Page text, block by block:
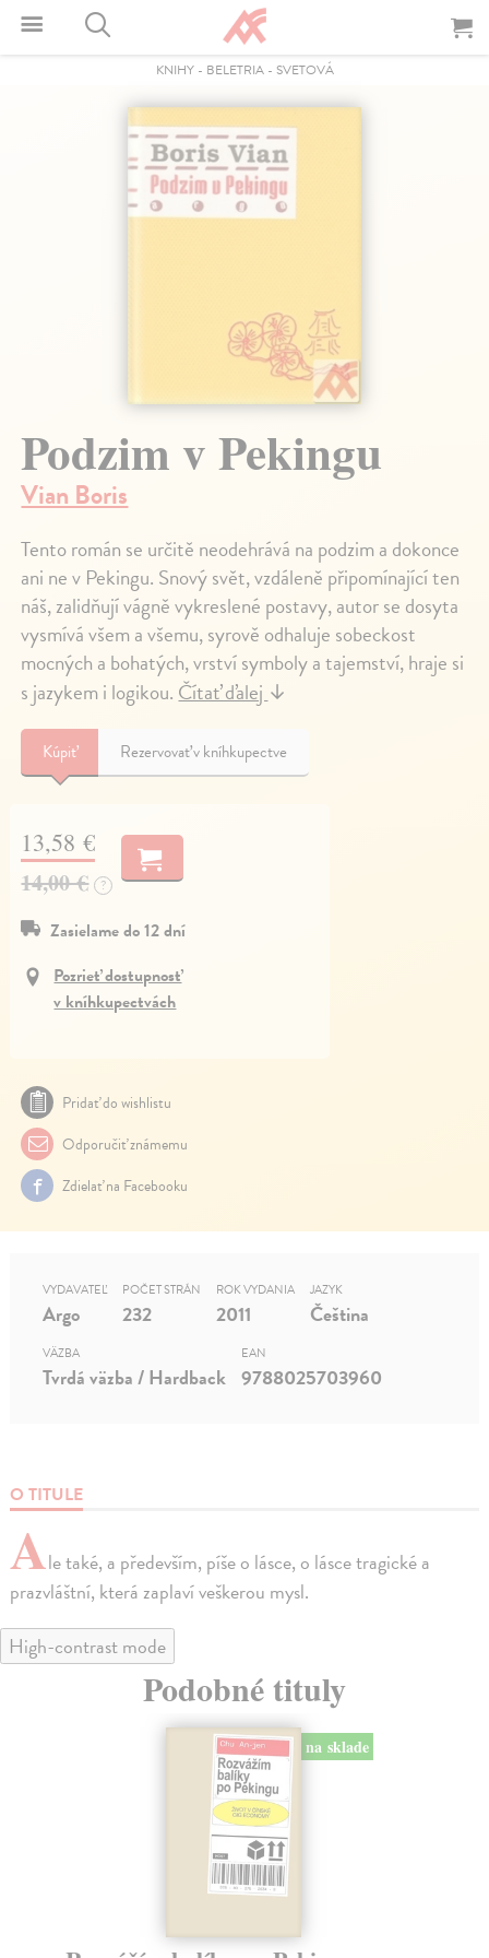
KNIHY- BELETRIA- SVETOVÁ
Podzim v Pekingu
Vian Boris
Tento román se určitě neodehrává na podzim a dokonce
ani ne v Pekingu. Snový svět, vzdáleně připomínající ten
náš, zalidňují vágně vykreslené postavy, autor se dosyta
vysmívá všem a všemu, syrově odhaluje sobeckost
mocných a bohatých, vrství symboly a tajemství, hraje si
s jazykem i logikou. Čítať ďalej ↓
Kúpiť Rezervovať v kníhkupectve
13,58 €
14,00 € ?
Zasielame do 12 dní
Pozrieť dostupnosť
v kníhkupectvách
Pridať do wishlistu
Odporučiť známemu
Zdielať na Facebooku
O TITULE
Ale také, a především, píše o lásce, o lásce tragické a
prazvláštní, která zaplaví veškerou mysl.
VYDAVATEĽ
Argo
POČET STRÁN
232
ROK VYDANIA
2011
JAZYK
Čeština
VÄZBA
Tvrdá väzba / Hardback
EAN
9788025703960
High-contrast mode
Podobné tituly